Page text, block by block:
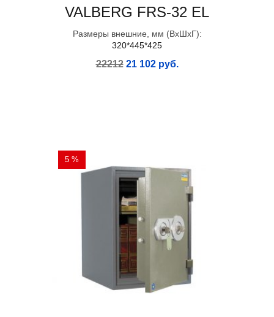
VALBERG FRS-32 EL
Размеры внешние, мм (ВхШхГ):
320*445*425
22212 21 102 руб.
5 %